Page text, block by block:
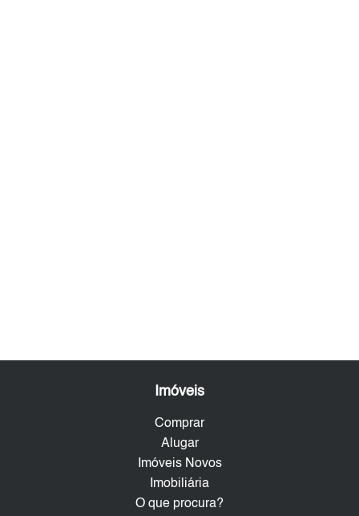
Imóveis
Comprar
Alugar
Imóveis Novos
Imobiliária
O que procura?